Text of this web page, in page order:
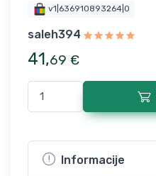
v1|636910893264|0
saleh394
41,69 €
Informacije